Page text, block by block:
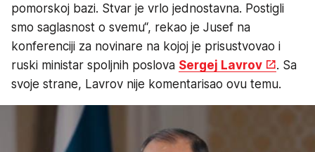
pomorskoj bazi. Stvar je vrlo jednostavna. Postigli
smo saglasnost o svemu“, rekao je Jusef na
konferenciji za novinare na kojoj je prisustvovao i
ruski ministar spoljnih poslova Sergej Lavrov
. Sa
svoje strane, Lavrov nije komentarisao ovu temu.